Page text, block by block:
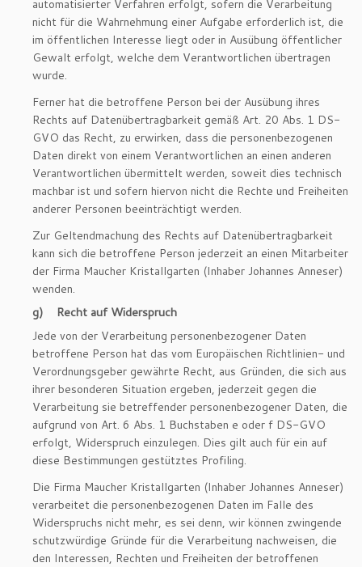
automatisierter Verfahren erfolgt, sofern die Verarbeitung
nicht für die Wahrnehmung einer Aufgabe erforderlich ist, die
im öffentlichen Interesse liegt oder in Ausübung öffentlicher
Gewalt erfolgt, welche dem Verantwortlichen übertragen
wurde.
Ferner hat die betroffene Person bei der Ausübung ihres
Rechts auf Datenübertragbarkeit gemäß Art. 20 Abs. 1 DS-
GVO das Recht, zu erwirken, dass die personenbezogenen
Daten direkt von einem Verantwortlichen an einen anderen
Verantwortlichen übermittelt werden, soweit dies technisch
machbar ist und sofern hiervon nicht die Rechte und Freiheiten
anderer Personen beeinträchtigt werden.
Zur Geltendmachung des Rechts auf Datenübertragbarkeit
kann sich die betroffene Person jederzeit an einen Mitarbeiter
der Firma Maucher Kristallgarten (Inhaber Johannes Anneser)
wenden.
g) Recht auf Widerspruch
Jede von der Verarbeitung personenbezogener Daten
betroffene Person hat das vom Europäischen Richtlinien- und
Verordnungsgeber gewährte Recht, aus Gründen, die sich aus
ihrer besonderen Situation ergeben, jederzeit gegen die
Verarbeitung sie betreffender personenbezogener Daten, die
aufgrund von Art. 6 Abs. 1 Buchstaben e oder f DS-GVO
erfolgt, Widerspruch einzulegen. Dies gilt auch für ein auf
diese Bestimmungen gestütztes Profiling.
Die Firma Maucher Kristallgarten (Inhaber Johannes Anneser)
verarbeitet die personenbezogenen Daten im Falle des
Widerspruchs nicht mehr, es sei denn, wir können zwingende
schutzwürdige Gründe für die Verarbeitung nachweisen, die
den Interessen, Rechten und Freiheiten der betroffenen